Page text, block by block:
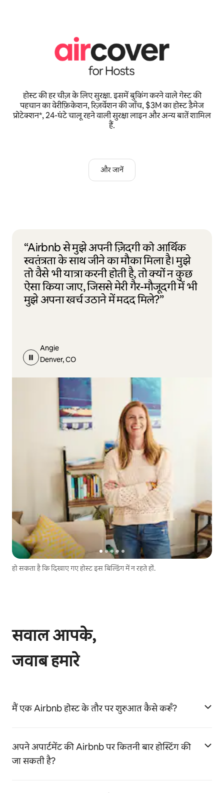
होस्ट की हर चीज़ के लिए सुरक्षा. इसमें बुकिंग करने वाले गेस्ट की
पहचान का वेरीफ़िकेशन, रिज़र्वेशन की जाँच, $3M का होस्ट डैमेज
प्रोटेक्शन*, 24-घंटे चालू रहने वाली सुरक्षा लाइन और अन्य बातें शामिल
हैं.
और जानें
“Airbnb से मुझे अपनी ज़िंदगी को आर्थिक
स्वतंत्रता के साथ जीने का मौका मिला है। मुझे
तो वैसे भी यात्रा करनी होती है, तो क्यों न कुछ
ऐसा किया जाए, जिससे मेरी गैर-मौजूदगी में भी
मुझे अपना खर्च उठाने में मदद मिले?”
Angie
Denver, CO
हो सकता है कि दिखाए गए होस्ट इस बिल्डिंग में न रहते हों.
सवाल आपके,
जवाब हमारे
मैं एक Airbnb होस्ट के तौर पर शुरुआत कैसे करूँ?
अपने अपार्टमेंट की Airbnb पर कितनी बार होस्टिंग की
जा सकती है?